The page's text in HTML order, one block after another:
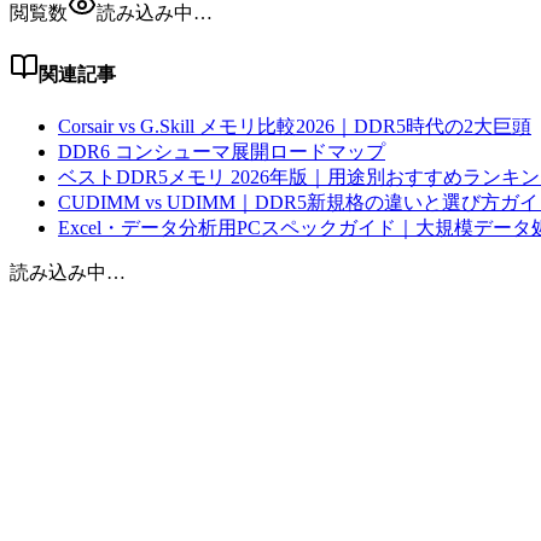
閲覧数
読み込み中…
関連記事
Corsair vs G.Skill メモリ比較2026｜DDR5時代の2大巨頭
DDR6 コンシューマ展開ロードマップ
ベストDDR5メモリ 2026年版｜用途別おすすめランキ
CUDIMM vs UDIMM｜DDR5新規格の違いと選び方ガイ
Excel・データ分析用PCスペックガイド｜大規模データ
読み込み中…